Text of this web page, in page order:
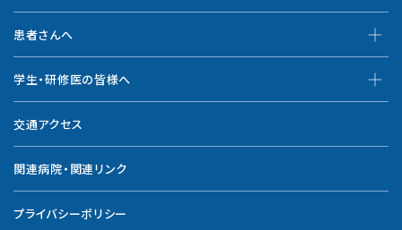
患者さんへ
学生・研修医の皆様へ
交通アクセス
関連病院・関連リンク
プライバシーポリシー